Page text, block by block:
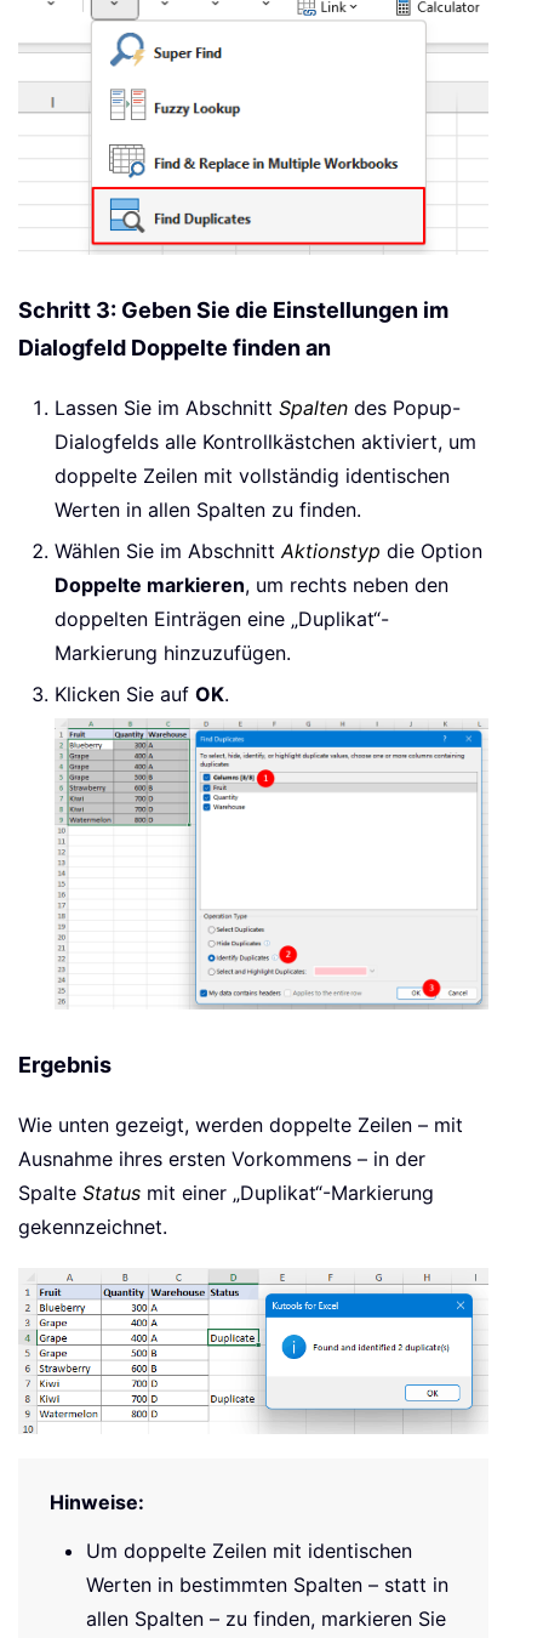
Schritt 3: Geben Sie die Einstellungen im
Dialogfeld Doppelte finden an
Lassen Sie im Abschnitt Spalten des Popup-
Dialogfelds alle Kontrollkästchen aktiviert, um
doppelte Zeilen mit vollständig identischen
Werten in allen Spalten zu finden.
Wählen Sie im AbschnittAktionstyp die Option
Doppelte markieren, um rechts neben den
doppelten Einträgen eine „Duplikat“-
Markierung hinzuzufügen.
Klicken Sie auf OK.
Ergebnis
Wie unten gezeigt, werden doppelte Zeilen – mit
Ausnahme ihres ersten Vorkommens – in der
Spalte Status mit einer „Duplikat“-Markierung
gekennzeichnet.
Hinweise:
Um doppelte Zeilen mit identischen
Werten in bestimmten Spalten – statt in
allen Spalten – zu finden, markieren Sie